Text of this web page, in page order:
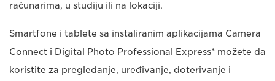
računarima, u studiju ili na lokaciji.
Smartfone i tablete sa instaliranim aplikacijama Camera
Connect i Digital Photo Professional Express* možete da
koristite za pregledanje, uređivanje, doterivanje i